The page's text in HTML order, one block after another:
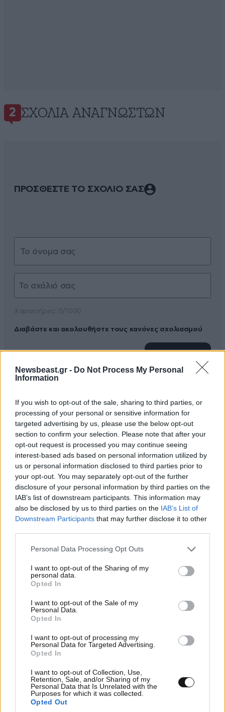
Newsbeast.gr - Do Not Process My Personal
Information
If you wish to opt-out of the sale, sharing to third parties, or
processing of your personal or sensitive information for
targeted advertising by us, please use the below opt-out
section to confirm your selection. Please note that after your
opt-out request is processed you may continue seeing
interest-based ads based on personal information utilized by
us or personal information disclosed to third parties prior to
your opt-out. You may separately opt-out of the further
disclosure of your personal information by third parties on the
IAB’s list of downstream participants. This information may
also be disclosed by us to third parties on the IAB’s List of
Downstream Participants that may further disclose it to other
Please note that this website/app uses one or more Google
not limited to your visit or usage behaviour. You may click to
grant or deny consent to Google and its third-party tags to
use your data for below specified purposes in below Google
consent section.
Personal Data Processing Opt Outs
I want to opt-out of the Sharing of my
personal data.
Opted In
I want to opt-out of the Sale of my
Personal Data.
Opted In
I want to opt-out of processing my
Personal Data for Targeted Advertising.
Opted In
I want to opt-out of Collection, Use,
Retention, Sale, and/or Sharing of my
Personal Data that Is Unrelated with the
Purposes for which it was collected.
Opted Out
2 ΣΧΌΛΙΑ ΑΝΑΓΝΩΣΤΏΝ
ΠΡΟΣΘΕΣΤΕ ΤΟ ΣΧΟΛΙΟ ΣΑΣ
Διαβάστε και ακολουθήστε τους κανόνες σχολιασμού
ΠΡΟΣΘΗΚΗ
91 χρονών είναι ο άνθρωπος 18·05·2020 18:56
γιατί δεν τον αφήνουν στην ησυχία του;
Απαντήστε
Ή αλλιώς Η απεραντοσύνη της
18·05·2020
Πωπω πως γελάσαμε! Έχει σώας τα φρένας ο [...]; Το
έχει ψάξει κάποιος;